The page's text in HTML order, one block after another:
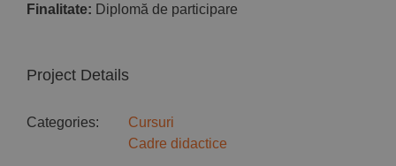
Finalitate: Diplomă de participare
Project Details
Categories:
Cursuri
Cadre didactice